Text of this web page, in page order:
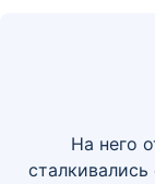
На него